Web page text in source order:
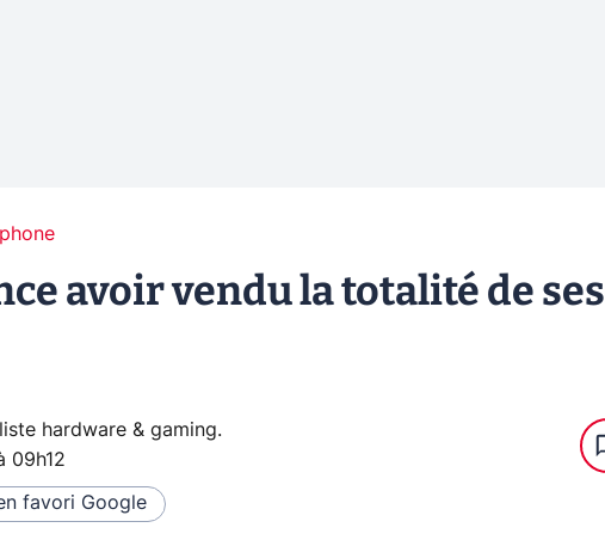
avoir vendu la totalité de ses
hardware & gaming.
09h12
favori Google